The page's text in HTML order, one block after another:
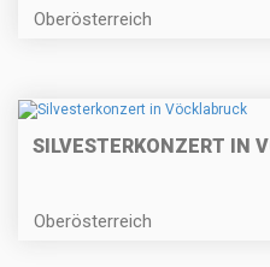
Oberösterreich
SILVESTERKONZERT IN
Oberösterreich